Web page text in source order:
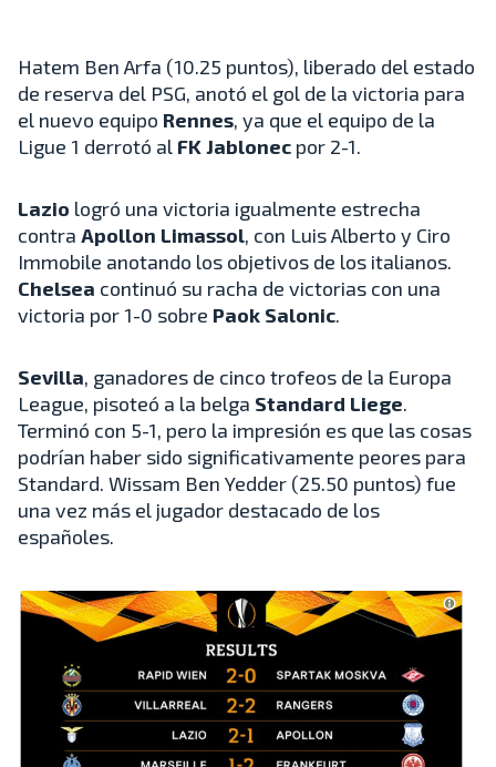
Hatem Ben Arfa (10.25 puntos), liberado del estado
de reserva del PSG, anotó el gol de la victoria para
el nuevo equipo Rennes, ya que el equipo de la
Ligue 1 derrotó al FK Jablonec por 2-1.
Lazio logró una victoria igualmente estrecha
contra Apollon Limassol, con Luis Alberto y Ciro
Immobile anotando los objetivos de los italianos.
Chelsea continuó su racha de victorias con una
victoria por 1-0 sobre Paok Salonic.
Sevilla, ganadores de cinco trofeos de la Europa
League, pisoteó a la belga Standard Liege.
Terminó con 5-1, pero la impresión es que las cosas
podrían haber sido significativamente peores para
Standard. Wissam Ben Yedder (25.50 puntos) fue
una vez más el jugador destacado de los
españoles.